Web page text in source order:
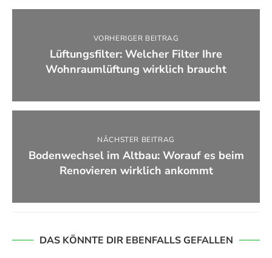
VORHERIGER BEITRAG
Lüftungsfilter: Welcher Filter Ihre
Wohnraumlüftung wirklich braucht
NÄCHSTER BEITRAG
Bodenwechsel im Altbau: Worauf es beim
Renovieren wirklich ankommt
DAS KÖNNTE DIR EBENFALLS GEFALLEN